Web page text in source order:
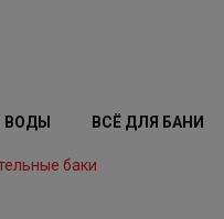
ВСЁ ДЛЯ БАНИ
баки